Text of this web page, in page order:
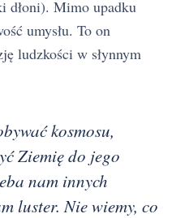
dłoni). Mimo upadku
umysłu. To on
ludzkości w słynnym
kosmosu,
Ziemię do jego
nam innych
luster. Nie wiemy, co